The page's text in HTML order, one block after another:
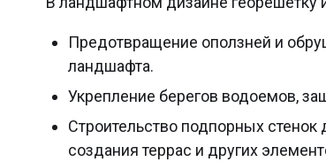
Предотвращение оползней и
ландшафта.
Укрепление берегов водоемов,
Строительство подпорных
создания террас и других